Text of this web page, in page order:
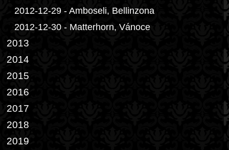
2012-12-29 - Amboseli, Bellinzona
2012-12-30 - Matterhorn, Vánoce
2013
2014
2015
2016
2017
2018
2019